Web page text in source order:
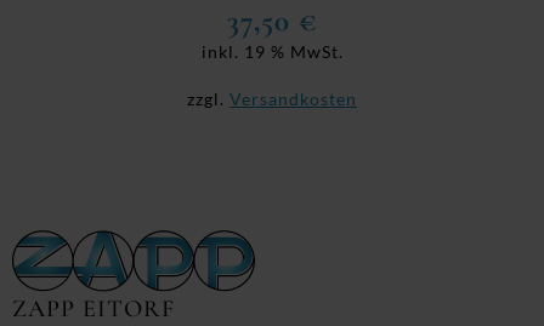
37,50 €
inkl. 19 % MwSt.
zzgl. Versandkosten
ZAPP EITORF